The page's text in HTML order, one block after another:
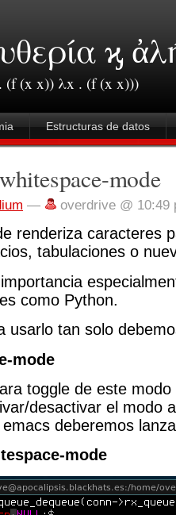
ϗ
(f (x x)) λx . (f (x x)))
Estructuras de datos
mode
— overdrive @ 10:49
renderiza caracteres
tabulaciones o
como Python.
usarlo tan solo
mode
toggle de este
desactivar el modo
deberemos
mode